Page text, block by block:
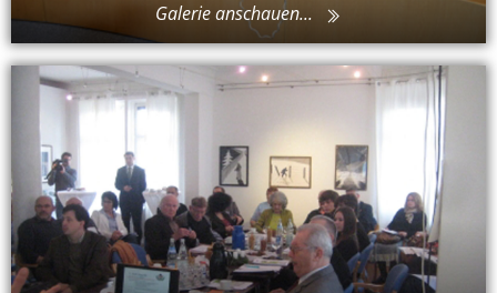
Galerie anschauen...